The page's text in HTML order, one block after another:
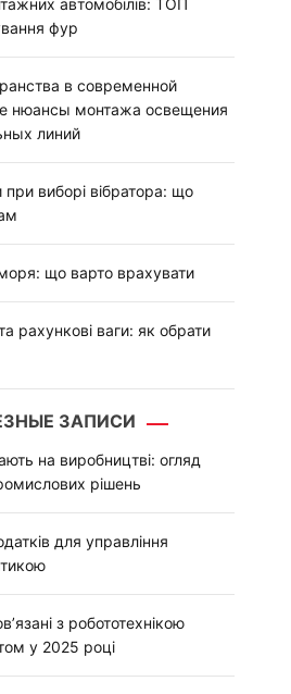
автомобілів: ТОП
фур
в современной
нюансы монтажа освещения
линий
при виборі вібратора: що
що варто врахувати
рахункові ваги: як обрати
ЗАПИСИ
на виробництві: огляд
рішень
для управління
з робототехнікою
у 2025 році